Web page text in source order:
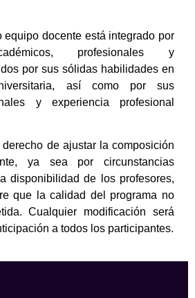
equipo docente está integrado por
profesionales y
por sus sólidas habilidades en
así como por sus
y experiencia profesional
de ajustar la composición
ya sea por circunstancias
disponibilidad de los profesores,
que la calidad del programa no
Cualquier modificación será
a todos los participantes.